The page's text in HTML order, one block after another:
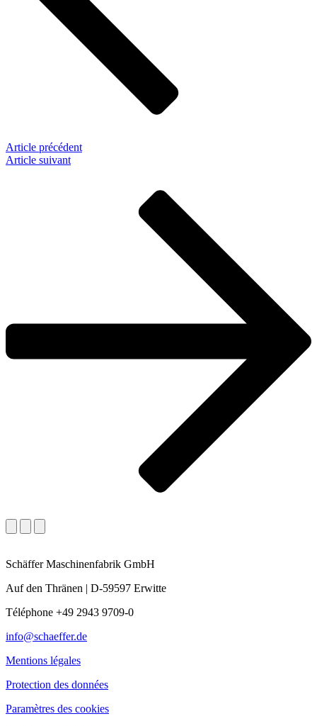
Article précédent
Article suivant
Schäffer Maschinenfabrik GmbH
Auf den Thränen | D-59597 Erwitte
Téléphone +49 2943 9709-0
info@schaeffer.de
Mentions légales
Protection des données
Paramètres des cookies